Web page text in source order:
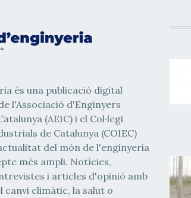
és una publicació digital
l'Associació d'Enginyers
(AEIC) i el Col·legi
de Catalunya (COIEC)
del món de l'enginyeria
més ampli. Notícies,
i articles d'opinió amb
canvi climàtic, la salut o